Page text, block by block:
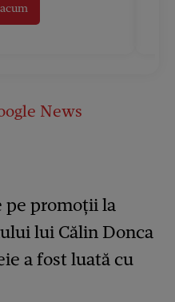
News